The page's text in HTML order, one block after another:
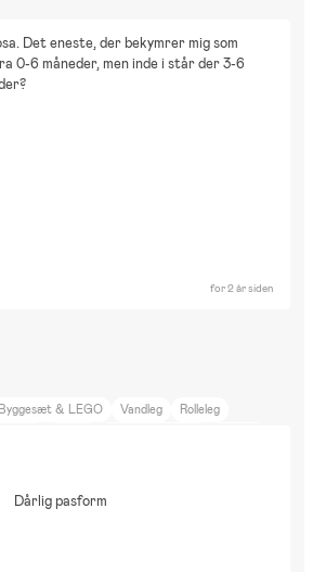
Det eneste, der bekymrer mig som
0-6 måneder, men inde i står der 3-6
for 2 år siden
Byggesæt & LEGO Vandleg
Rolleleg
Dårlig pasform